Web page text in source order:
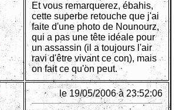
Et vous remarquerez, ébahis,
cette superbe retouche que j'ai
faite d'une photo de Nounourz,
qui a pas une tête idéale pour
un assassin (il a toujours l'air
ravi d'être vivant ce con), mais
on fait ce qu'on peut.
le 19/05/2006 à 23:52:06